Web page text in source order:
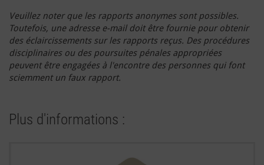
Veuillez noter que les rapports anonymes sont possibles.
Toutefois, une adresse e-mail doit être fournie pour obtenir
des éclaircissements sur les rapports reçus. Des procédures
disciplinaires ou des poursuites pénales appropriées
peuvent être engagées à l'encontre des personnes qui font
sciemment un faux rapport.
Plus d'informations :